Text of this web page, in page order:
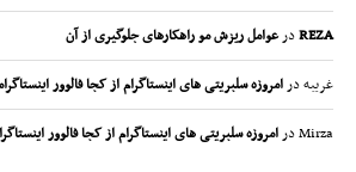
REZAدرعوامل ریزش مو راهکارهای جلوگیری از آن
غریبهدرامروزه سلبریتی های اینستاگرام از کجا فالوور
Mirzaدرامروزه سلبریتی های اینستاگرام از کجا فالوور